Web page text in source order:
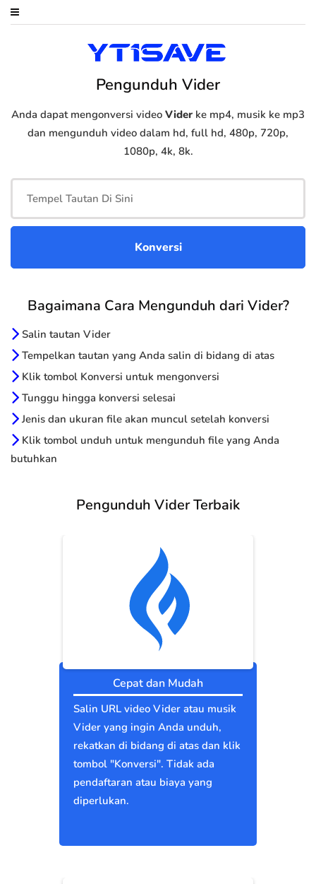
Pengunduh Vider
Anda dapat mengonversi video Vider ke mp4, musik ke mp3
dan mengunduh video dalam hd, full hd, 480p, 720p,
1080p, 4k, 8k.
Bagaimana Cara Mengunduh dari Vider?
Salin tautan Vider
Tempelkan tautan yang Anda salin di bidang di atas
Klik tombol Konversi untuk mengonversi
Tunggu hingga konversi selesai
Jenis dan ukuran file akan muncul setelah konversi
Klik tombol unduh untuk mengunduh file yang Anda
butuhkan
Pengunduh Vider Terbaik
Cepat dan Mudah
Salin URL video Vider atau musik
Vider yang ingin Anda unduh,
rekatkan di bidang di atas dan klik
tombol "Konversi". Tidak ada
pendaftaran atau biaya yang
diperlukan.